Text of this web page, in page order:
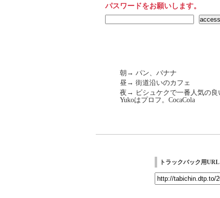
パスワードをお願いします。
朝→ パン、バナナ
昼→ 街道沿いのカフェ
夜→ ビシュケクで一番人気の良
Yukoはプロフ。CocaCola
トラックバック用URL